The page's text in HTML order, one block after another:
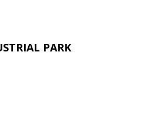
PARK